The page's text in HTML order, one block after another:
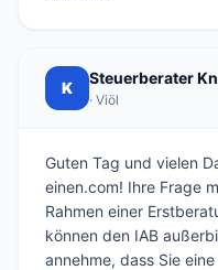
K
Steuerberater
· Viöl
Guten Tag und vielen
einen.com! Ihre Frage
Rahmen einer
können den IAB
annehme, dass Sie